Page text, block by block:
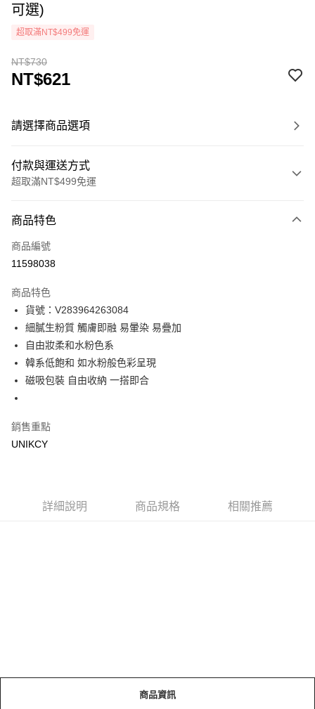
可選)
超取滿NT$499免運
NT$730
NT$621
請選擇商品選項
付款與運送方式
超取滿NT$499免運
icash Pay
信用卡一次付款
LINE Pay
Apple Pay
街口支付
悠遊付
運送方式
付款後7-11取貨［需3-5個工作天不含預購商品］
商品特色
商品編號
11598038
商品特色
貨號：V283964263084
細膩生粉質 觸膚即融 易暈染 易疊加
自由妝柔和水粉色系
韓系低飽和 如水粉般色彩呈現
磁吸包裝 自由收納 一搭即合
銷售重點
UNIKCY
詳細說明 商品規格 相關推薦
商品資訊